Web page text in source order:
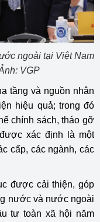
ngoài tại Việt Nam
VGP
tầng và nguồn nhân
hiệu quả; trong đó
chính sách, tháo gỡ
xác định là một
cấp, các ngành, các
được cải thiện, góp
nước và nước ngoài
tư toàn xã hội năm